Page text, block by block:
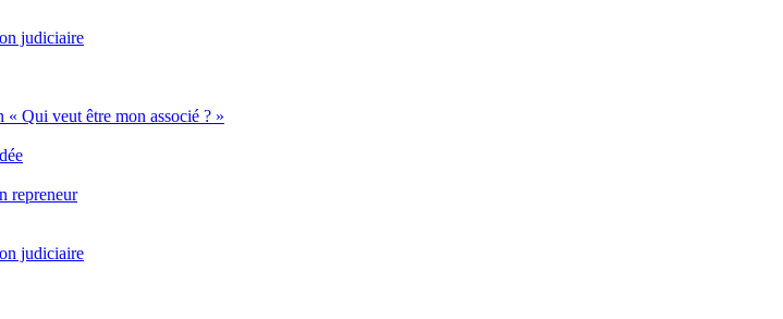
judiciaire
Qui veut être mon associé ? »
repreneur
judiciaire